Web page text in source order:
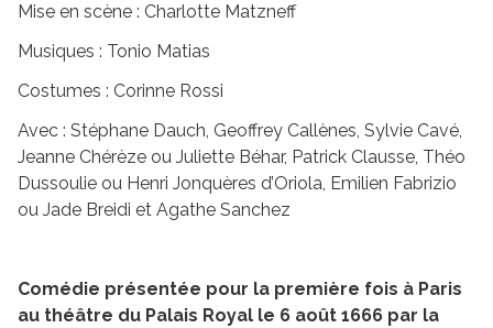
Mise en scène : Charlotte Matzneff
Musiques : Tonio Matias
Costumes : Corinne Rossi
Avec : Stéphane Dauch, Geoffrey Callènes, Sylvie Cavé,
Jeanne Chérèze ou Juliette Béhar, Patrick Clausse, Théo
Dussoulie ou Henri Jonquères d’Oriola, Emilien Fabrizio
ou Jade Breidi et Agathe Sanchez
Comédie présentée pour la première fois à Paris
au théâtre du Palais Royal le 6 août 1666 par la